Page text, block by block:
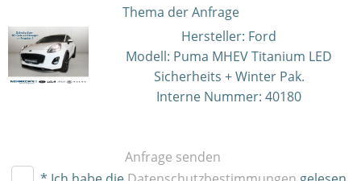
Thema der Anfrage
Hersteller: Ford
Modell: Puma MHEV Titanium LED
Sicherheits + Winter Pak.
Interne Nummer: 40180
Anfrage senden